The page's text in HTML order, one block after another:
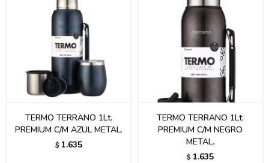
TERMO TERRANO 1Lt.
PREMIUM C/M AZUL METAL.
$ 1.635
TERMO TERRANO 1Lt.
PREMIUM C/M NEGRO
METAL.
$ 1.635